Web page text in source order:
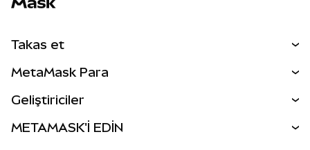
Takas et
Perps
RWA'lar
MetaMask Para
Geliştiriciler
METAMASK'İ EDİN